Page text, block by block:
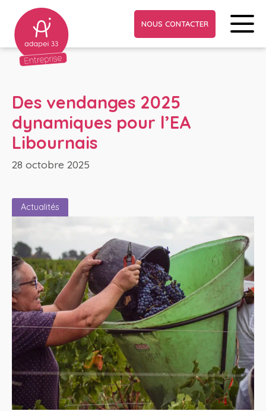
NOUS CONTACTER
Des vendanges 2025
dynamiques pour l’EA
Libournais
28 octobre 2025
Actualités